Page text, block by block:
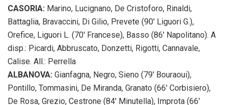
CASORIA: Marino, Lucignano, De Cristoforo, Rinaldi,
Battaglia, Bravaccini, Di Gilio, Prevete (90′ Liguori G.),
Orefice, Liguori L. (70′ Francese), Basso (86′ Napolitano). A
disp.: Picardi, Abbruscato, Donzetti, Rigotti, Cannavale,
Calise. All.: Perrella
ALBANOVA: Gianfagna, Negro, Sieno (79′ Bouraoui),
Pontillo, Tommasini, De Miranda, Granato (66′ Corbisiero),
De Rosa, Grezio, Cestrone (84′ Minutella), Improta (66′